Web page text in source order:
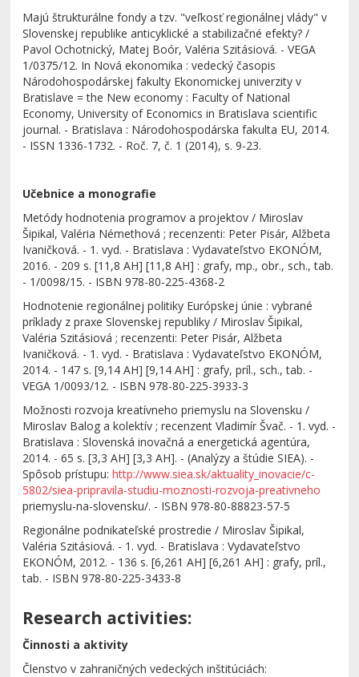
Majú štrukturálne fondy a tzv. "veľkosť regionálnej vlády" v
Slovenskej republike anticyklické a stabilizačné efekty? /
Pavol Ochotnický, Matej Boór, Valéria Szitásiová. - VEGA
1/0375/12. In Nová ekonomika : vedecký časopis
Národohospodárskej fakulty Ekonomickej univerzity v
Bratislave = the New economy : Faculty of National
Economy, University of Economics in Bratislava scientific
journal. - Bratislava : Národohospodárska fakulta EU, 2014.
- ISSN 1336-1732. - Roč. 7, č. 1 (2014), s. 9-23.
Učebnice a monografie
Metódy hodnotenia programov a projektov / Miroslav
Šipikal, Valéria Némethová ; recenzenti: Peter Pisár, Alžbeta
Ivaničková. - 1. vyd. - Bratislava : Vydavateľstvo EKONÓM,
2016. - 209 s. [11,8 AH] [11,8 AH] : grafy, mp., obr., sch., tab.
- 1/0098/15. - ISBN 978-80-225-4368-2
Hodnotenie regionálnej politiky Európskej únie : vybrané
príklady z praxe Slovenskej republiky / Miroslav Šipikal,
Valéria Szitásiová ; recenzenti: Peter Pisár, Alžbeta
Ivaničková. - 1. vyd. - Bratislava : Vydavateľstvo EKONÓM,
2014. - 147 s. [9,14 AH] [9,14 AH] : grafy, príl., sch., tab. -
VEGA 1/0093/12. - ISBN 978-80-225-3933-3
Možnosti rozvoja kreatívneho priemyslu na Slovensku /
Miroslav Balog a kolektív ; recenzent Vladimír Švač. - 1. vyd. -
Bratislava : Slovenská inovačná a energetická agentúra,
2014. - 65 s. [3,3 AH] [3,3 AH]. - (Analýzy a štúdie SIEA). -
Spôsob prístupu:http://www.siea.sk/aktuality_inovacie/c-
5802/siea-pripravila-studiu-moznosti-rozvoja-preativneho
priemyslu-na-slovensku/. - ISBN 978-80-88823-57-5
Regionálne podnikateľské prostredie / Miroslav Šipikal,
Valéria Szitásiová. - 1. vyd. - Bratislava : Vydavateľstvo
EKONÓM, 2012. - 136 s. [6,261 AH] [6,261 AH] : grafy, príl.,
tab. - ISBN 978-80-225-3433-8
Research activities:
Činnosti a aktivity
Členstvo v zahraničných vedeckých inštitúciách: